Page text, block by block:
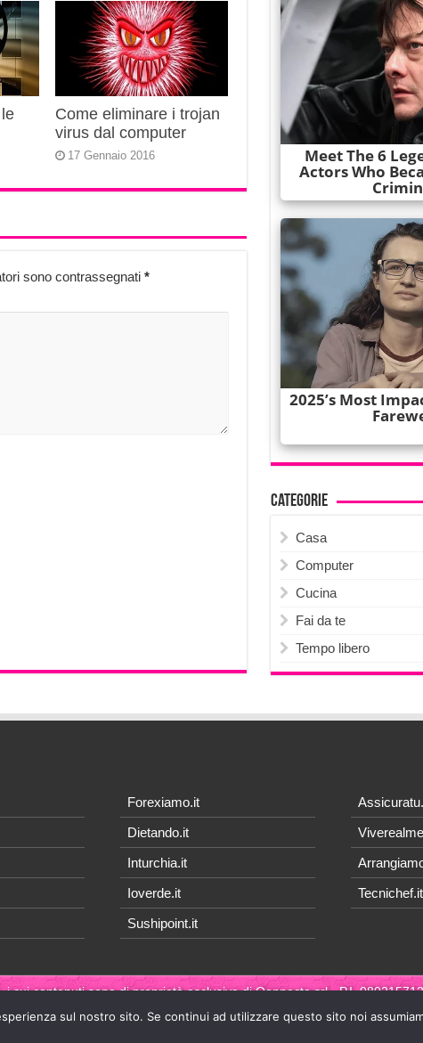
Come eliminare i trojan
virus dal computer
17 Gennaio 2016
sono contrassegnati *
Categorie
Casa
Computer
Cucina
Fai da te
Tempo libero
Forexiamo.it
Dietando.it
Inturchia.it
Ioverde.it
Sushipoint.it
Tecnichef.it
cui contenuti sono di proprietà esclusiva diQonnecta srl- P.I.
sul nostro sito. Se continui ad utilizzare questo sito noi